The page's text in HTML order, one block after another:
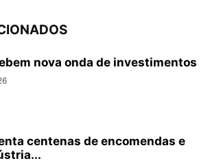
nova onda de investimentos
centenas de encomendas e